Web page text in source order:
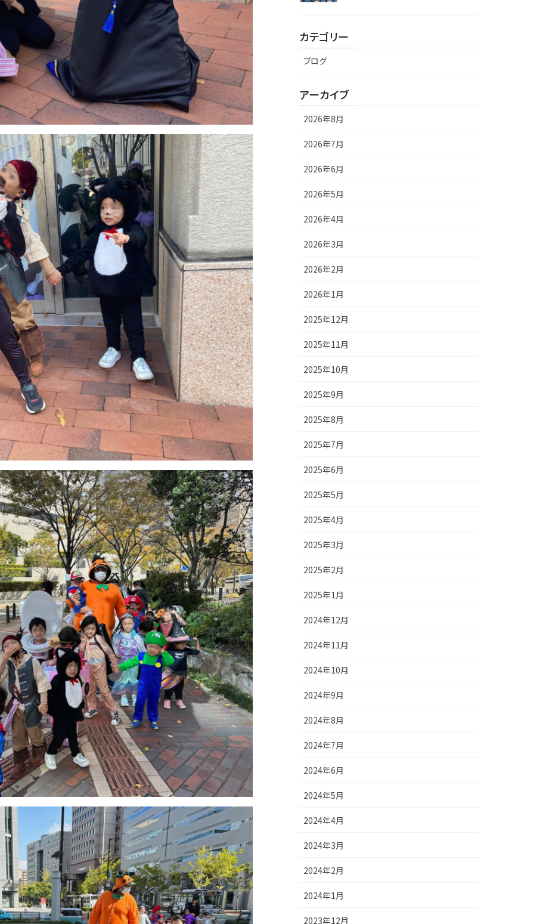
カテゴリー
ブログ
アーカイブ
2026年8月
2026年7月
2026年6月
2026年5月
2026年4月
2026年3月
2026年2月
2026年1月
2025年12月
2025年11月
2025年10月
2025年9月
2025年8月
2025年7月
2025年6月
2025年5月
2025年4月
2025年3月
2025年2月
2025年1月
2024年12月
2024年11月
2024年10月
2024年9月
2024年8月
2024年7月
2024年6月
2024年5月
2024年4月
2024年3月
2024年2月
2024年1月
2023年12月